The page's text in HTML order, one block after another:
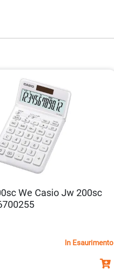
We Casio Jw 200sc
In Esaurimento